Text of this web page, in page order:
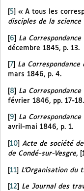
5 « A tous les
disciples de la science
[6] La
décembre 1845, p. 13.
7 La
mars 1846, p. 4.
[8] La
février 1846, pp. 17-18.
9 La
avril-mai 1846, p. 1.
10
Acte de société
de Condé-sur-Vesgre,
[11] L’Organisation du
12 Le Journal des